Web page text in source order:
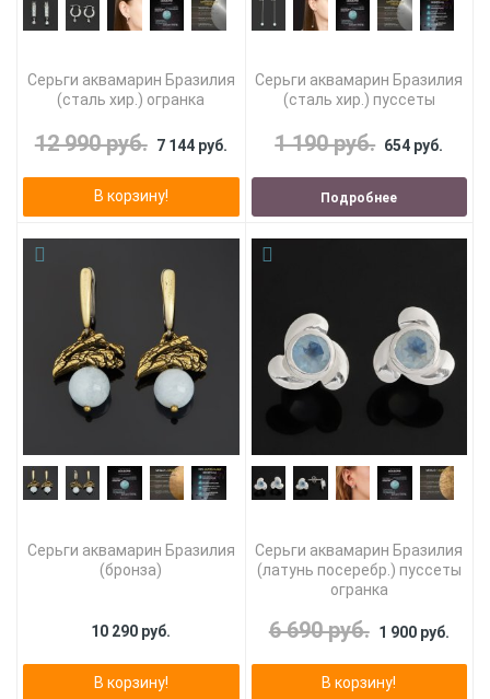
Серьги аквамарин Бразилия
(сталь хир.) огранка
12 990 руб. 7 144 руб.
В корзину!
Серьги аквамарин Бразилия
(сталь хир.) пуссеты
1 190 руб. 654 руб.
Подробнее
Серьги аквамарин Бразилия
(бронза)
10 290 руб.
В корзину!
Серьги аквамарин Бразилия
(латунь посеребр.) пуссеты
огранка
6 690 руб. 1 900 руб.
В корзину!